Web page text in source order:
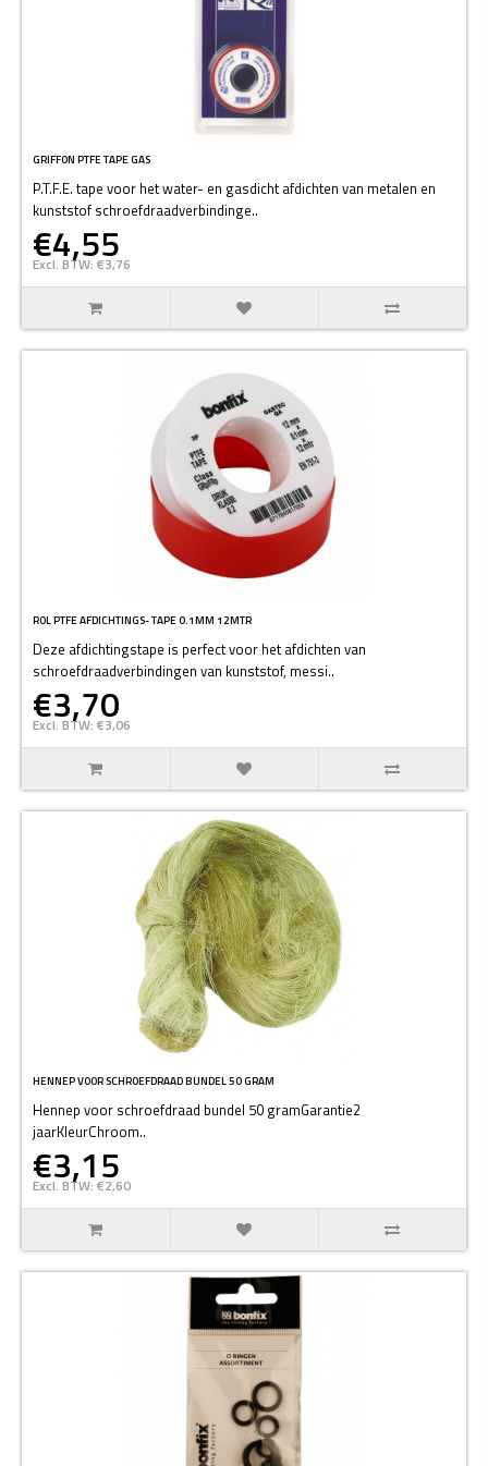
GRIFFON PTFE TAPE GAS
P.T.F.E. tape voor het water- en gasdicht afdichten van metalen en
kunststof schroefdraadverbindinge..
€4,55
Excl. BTW: €3,76
ROL PTFE AFDICHTINGS- TAPE 0.1MM 12MTR
Deze afdichtingstape is perfect voor het afdichten van
schroefdraadverbindingen van kunststof, messi..
€3,70
Excl. BTW: €3,06
HENNEP VOOR SCHROEFDRAAD BUNDEL 50 GRAM
Hennep voor schroefdraad bundel 50 gramGarantie2
jaarKleurChroom..
€3,15
Excl. BTW: €2,60